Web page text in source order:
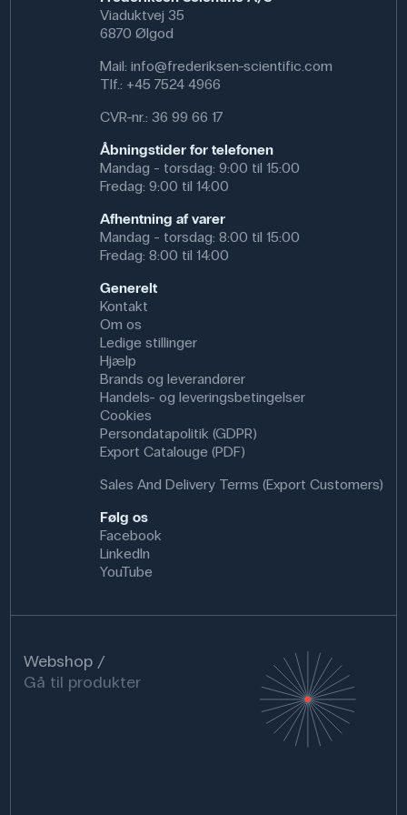
praktiske hane gør det nemt for eleverne at tappe
væske i bestemte mængder.
Specifikationer
Farve: Sort
Viaduktvej 35
6870 Ølgod
Mail: info@frederiksen-scientific.com
Tlf.: +45 7524 4966
CVR-nr.: 36 99 66 17
Åbningstider for telefonen
Mandag - torsdag: 9:00 til 15:00
Fredag: 9:00 til 14:00
Afhentning af varer
Mandag - torsdag: 8:00 til 15:00
Fredag: 8:00 til 14:00
Generelt
Kontakt
Om os
Ledige stillinger
Hjælp
Brands og leverandører
Handels- og leveringsbetingelser
Cookies
Persondatapolitik (GDPR)
Export Catalouge (PDF)
Sales And Delivery Terms (Export Customers)
Følg os
Facebook
LinkedIn
YouTube
Webshop
Gå til produkter